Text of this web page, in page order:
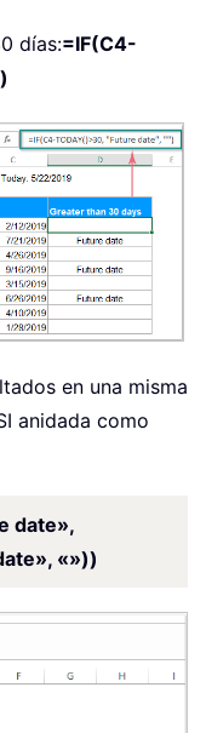
días:=IF(C4-
en una misma
anidada como
date»,
«»))